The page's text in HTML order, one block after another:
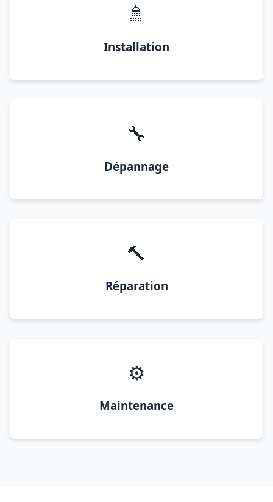
🚿
Installation
🔧
Dépannage
🔨
Réparation
⚙️
Maintenance